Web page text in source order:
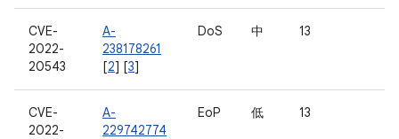
CVE-
2022-
20543
A-
238178261
[2] [3]
DoS 中 13
CVE-
2022-
A-
229742774
EoP 低 13